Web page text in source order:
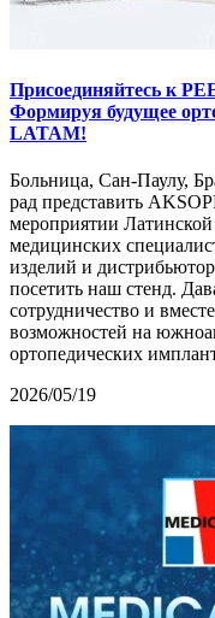
Присоединяйтесь к
Формируя будущее
LATAM!
Больница, Сан-Паулу,
рад представить
мероприятии
медицинских
изделий и
посетить наш стенд.
сотрудничество и
возможностей на
ортопедических
2026/05/19